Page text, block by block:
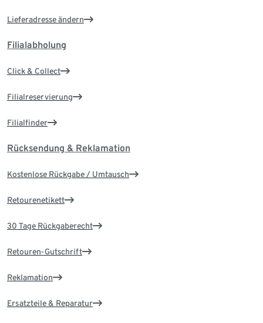
Lieferadresse ändern
Filialabholung
Click & Collect
Filialreservierung
Filialfinder
Rücksendung & Reklamation
Kostenlose Rückgabe / Umtausch
Retourenetikett
30 Tage Rückgaberecht
Retouren-Gutschrift
Reklamation
Ersatzteile & Reparatur